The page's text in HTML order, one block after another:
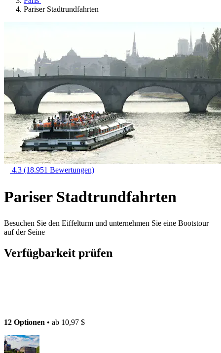
Pariser Stadtrundfahrten
4.3 (18.951 Bewertungen)
Pariser Stadtrundfahrten
Besuchen Sie den Eiffelturm und unternehmen Sie eine Bootstour
auf der Seine
Verfügbarkeit prüfen
12 Optionen • ab 10,97 $